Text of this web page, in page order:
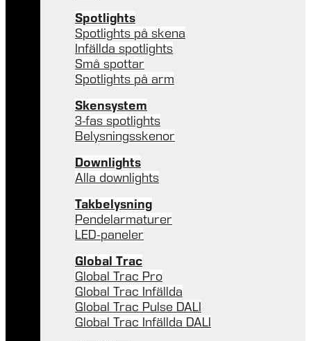
Spotlights
Spotlights på skena
Infällda spotlights
Små spottar
Spotlights på arm
Skensystem
3-fas spotlights
Belysningsskenor
Downlights
Alla downlights
Takbelysning
Pendelarmaturer
LED-paneler
Global Trac
Global Trac Pro
Global Trac Infällda
Global Trac Pulse DALI
Global Trac Infällda DALI